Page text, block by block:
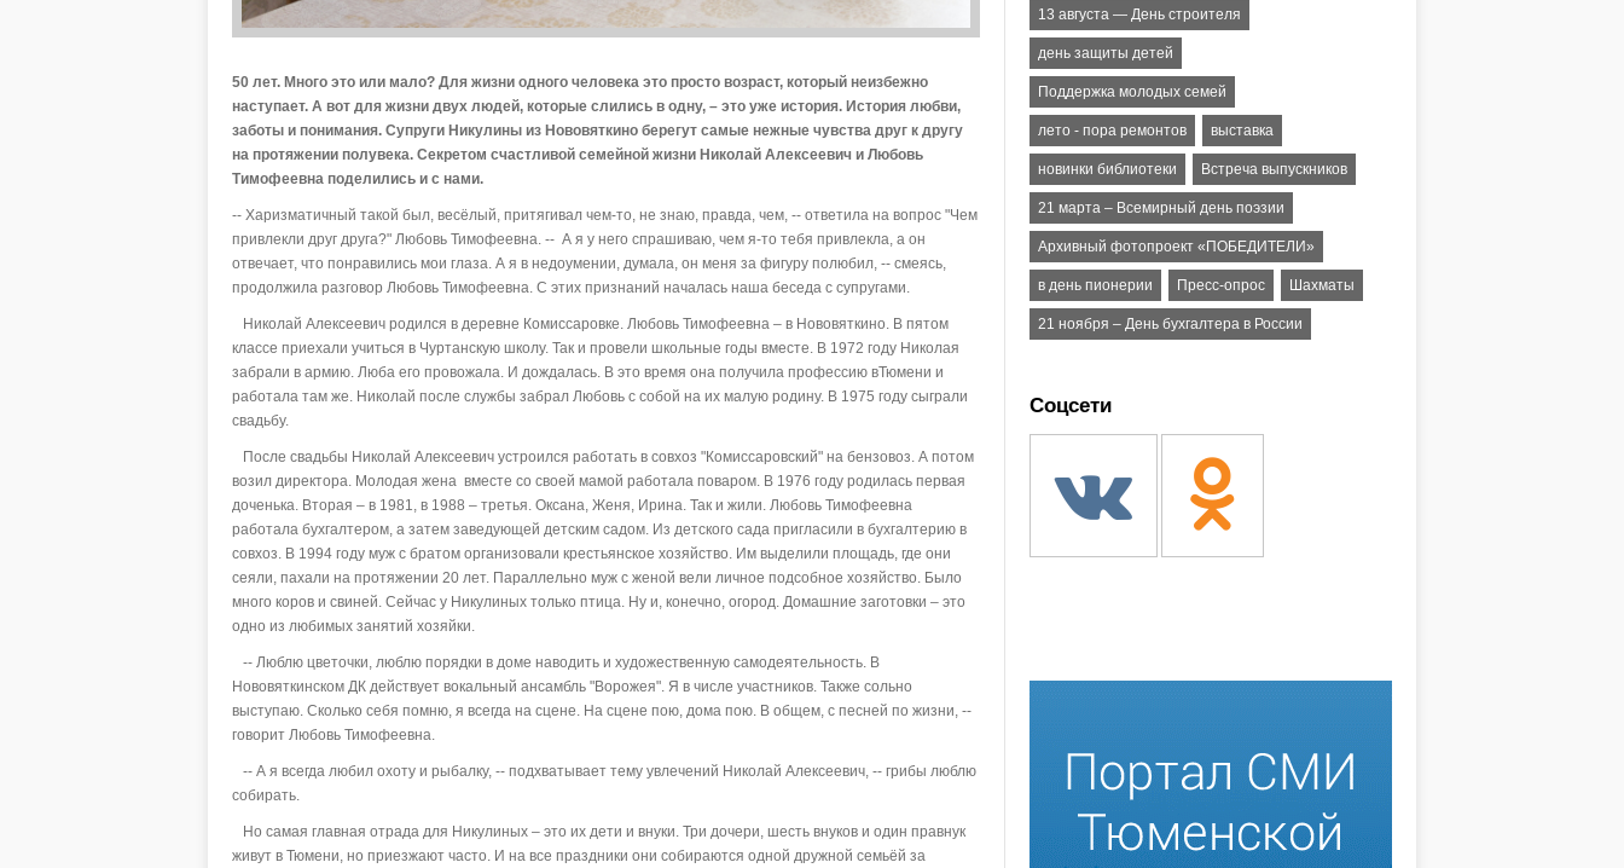
50 лет. Много это или мало? Для жизни одного человека это просто возраст, который неизбежно
наступает. А вот для жизни двух людей, которые слились в одну, – это уже история. История любви,
заботы и понимания. Супруги Никулины из Нововяткино берегут самые нежные чувства друг к другу
на протяжении полувека. Секретом счастливой семейной жизни Николай Алексеевич и Любовь
Тимофеевна поделились и с нами.
-- Харизматичный такой был, весёлый, притягивал чем-то, не знаю, правда, чем, -- ответила на вопрос "Чем
привлекли друг друга?" Любовь Тимофеевна. -- А я у него спрашиваю, чем я-то тебя привлекла, а он
отвечает, что понравились мои глаза. А я в недоумении, думала, он меня за фигуру полюбил, -- смеясь,
продолжила разговор Любовь Тимофеевна. С этих признаний началась наша беседа с супругами.
Николай Алексеевич родился в деревне Комиссаровке. Любовь Тимофеевна – в Нововяткино. В пятом
классе приехали учиться в Чуртанскую школу. Так и провели школьные годы вместе. В 1972 году Николая
забрали в армию. Люба его провожала. И дождалась. В это время она получила профессию вТюмени и
работала там же. Николай после службы забрал Любовь с собой на их малую родину. В 1975 году сыграли
свадьбу.
После свадьбы Николай Алексеевич устроился работать в совхоз "Комиссаровский" на бензовоз. А потом
возил директора. Молодая жена вместе со своей мамой работала поваром. В 1976 году родилась первая
доченька. Вторая – в 1981, в 1988 – третья. Оксана, Женя, Ирина. Так и жили. Любовь Тимофеевна
работала бухгалтером, а затем заведующей детским садом. Из детского сада пригласили в бухгалтерию в
совхоз. В 1994 году муж с братом организовали крестьянское хозяйство. Им выделили площадь, где они
сеяли, пахали на протяжении 20 лет. Параллельно муж с женой вели личное подсобное хозяйство. Было
много коров и свиней. Сейчас у Никулиных только птица. Ну и, конечно, огород. Домашние заготовки – это
одно из любимых занятий хозяйки.
-- Люблю цветочки, люблю порядки в доме наводить и художественную самодеятельность. В
Нововяткинском ДК действует вокальный ансамбль "Ворожея". Я в числе участников. Также сольно
выступаю. Сколько себя помню, я всегда на сцене. На сцене пою, дома пою. В общем, с песней по жизни, --
говорит Любовь Тимофеевна.
-- А я всегда любил охоту и рыбалку, -- подхватывает тему увлечений Николай Алексеевич, -- грибы люблю
собирать.
Но самая главная отрада для Никулиных – это их дети и внуки. Три дочери, шесть внуков и один правнук
живут в Тюмени, но приезжают часто. И на все праздники они собираются одной дружной семьёй за
13 августа — День строителя
день защиты детей
Поддержка молодых семей
лето - пора ремонтов выставка
новинки библиотеки Встреча выпускников
21 марта – Всемирный день поэзии
Архивный фотопроект «ПОБЕДИТЕЛИ»
в день пионерии Пресс-опрос Шахматы
21 ноября – День бухгалтера в России
Соцсети